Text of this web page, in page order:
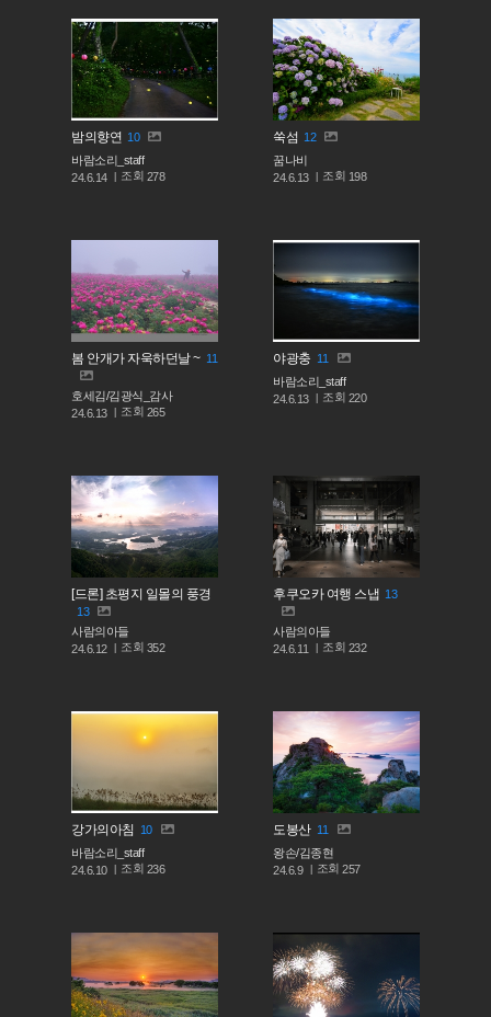
밤의향연 10
바람소리_staff
24.6.14
조회 278
쑥섬 12
꿈나비
24.6.13
조회 198
봄 안개가 자욱하던날 ~ 11
호세김/김광식_감사
24.6.13
조회 265
야광충 11
바람소리_staff
24.6.13
조회 220
[드론] 초평지 일몰의 풍경
13
사람의아들
24.6.12
조회 352
후쿠오카 여행 스냅 13
사람의아들
24.6.11
조회 232
강가의아침
10
바람소리_staff
24.6.10
조회 236
도봉산 11
왕손/김종현
24.6.9
조회257